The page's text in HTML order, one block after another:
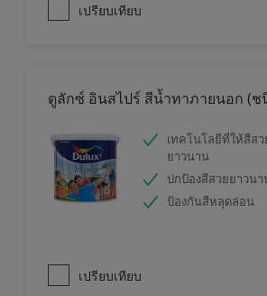
เปรียบเทียบ
ดูลักซ์ อินสไปร์ สีน้ำทาภายนอก (ช
เทคโนโลยีที่ให้สีส
ยาวนาน
ปกป้องสีสวยยาวน
ป้องกันสีหลุดล่อน
เปรียบเทียบ